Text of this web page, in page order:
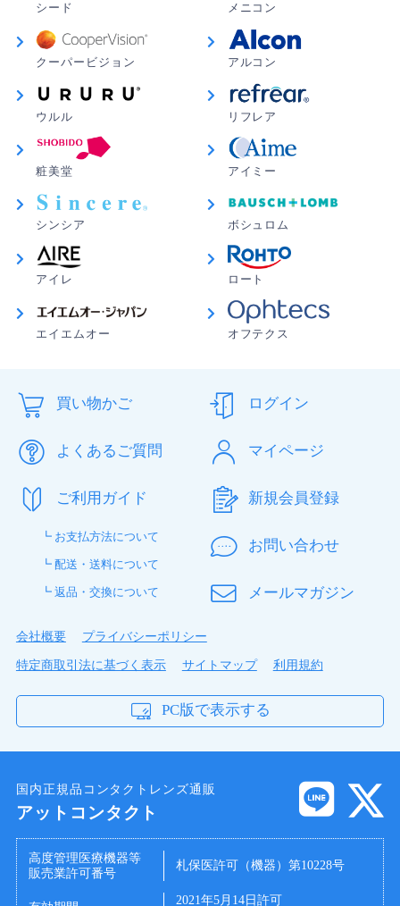
シード メニコン
クーパービジョン アルコン
ウルル リフレア
粧美堂 アイミー
シンシア ボシュロム
アイレ ロート
エイエムオー オフテクス
買い物かご
よくあるご質問
ご利用ガイド
┗ お支払方法について
┗ 配送・送料について
┗ 返品・交換について
ログイン
マイページ
新規会員登録
お問い合わせ
メールマガジン
会社概要
プライバシーポリシー
特定商取引法に基づく表示
サイトマップ 利用規約
PC版で表示する
国内正規品コンタクトレンズ通販
アットコンタクト
高度管理医療機器等
販売業許可番号
札保医許可（機器）第10228号
2021年5月14日許可